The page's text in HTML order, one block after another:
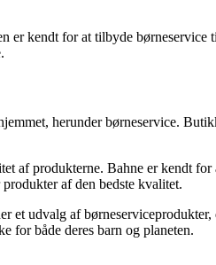
kendt for at tilbyde
herunder børneservice.
af produkterne. Bahne er kendt
af den bedste kvalitet.
udvalg af
for både deres barn og planeten.